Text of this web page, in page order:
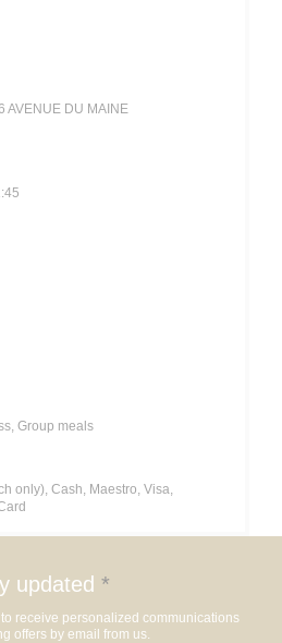
AVENUE DU MAINE
Group meals
only), Cash, Maestro, Visa,
updated *
receive personalized communications
offers by email from us.